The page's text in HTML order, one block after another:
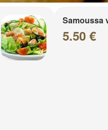
Samoussa
5.50 €